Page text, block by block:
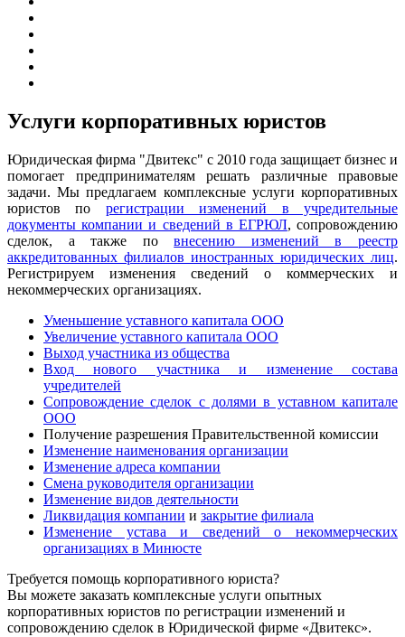
Услуги корпоративных юристов
Юридическая фирма "Двитекс" с 2010 года защищает бизнес и
помогает предпринимателям решать различные правовые
задачи. Мы предлагаем комплексные услуги корпоративных
юристов по регистрации изменений в учредительные
документы компании и сведений в ЕГРЮЛ, сопровождению
сделок, а также повнесению изменений в реестр
аккредитованных филиалов иностранных юридических лиц.
Регистрируем изменения сведений о коммерческих и
некоммерческих организациях.
Уменьшение уставного капитала ООО
Увеличение уставного капитала ООО
Выход участника из общества
Вход нового участника и изменение состава
учредителей
Сопровождение сделок с долями в уставном капитале
ООО
Получение разрешения Правительственной комиссии
Изменение наименования организации
Изменение адреса компании
Смена руководителя организации
Изменение видов деятельности
Ликвидация компании и закрытие филиала
Изменение устава и сведений о некоммерческих
организациях в Минюсте
Требуется помощь корпоративного юриста?
Вы можете заказать комплексные услуги опытных
корпоративных юристов по регистрации изменений и
сопровождению сделок в Юридической фирме «Двитекс».